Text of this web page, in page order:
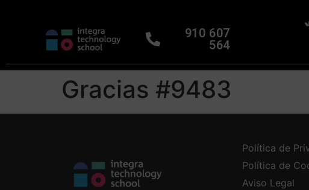
910 607
564
Gracias #9483
Política de
Política de
Aviso Legal